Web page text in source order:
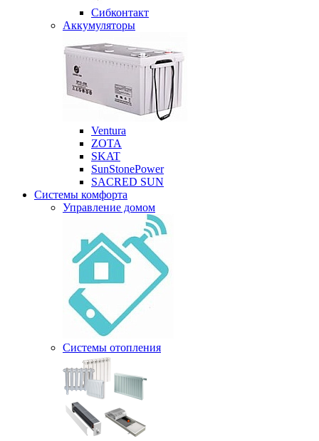
Сибконтакт
Аккумуляторы
Ventura
ZOTA
SKAT
SunStonePower
SACRED SUN
Системы комфорта
Управление домом
Системы отопления